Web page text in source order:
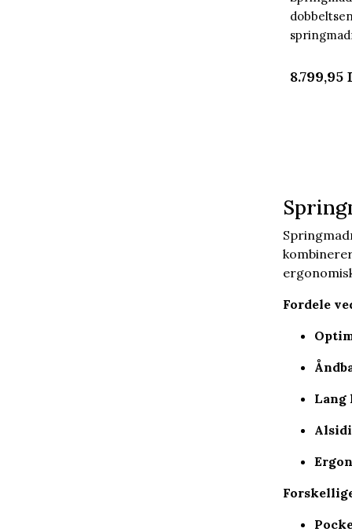
8.799,95
Fordele
Lang